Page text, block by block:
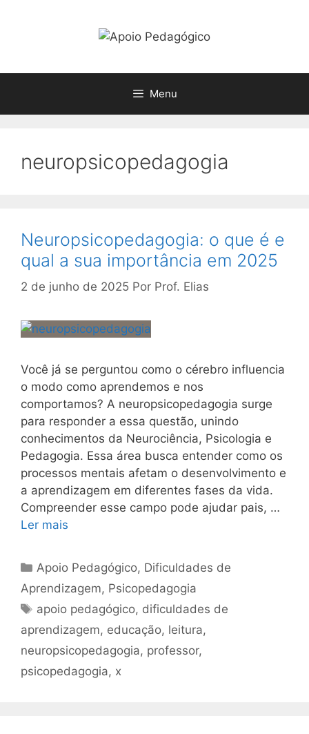
Menu
neuropsicopedagogia
Neuropsicopedagogia: o que é e
qual a sua importância em 2025
2 de junho de 2025 Por Prof. Elias
Você já se perguntou como o cérebro influencia
o modo como aprendemos e nos
comportamos? A neuropsicopedagogia surge
para responder a essa questão, unindo
conhecimentos da Neurociência, Psicologia e
Pedagogia. Essa área busca entender como os
processos mentais afetam o desenvolvimento e
a aprendizagem em diferentes fases da vida.
Compreender esse campo pode ajudar pais, …
Ler mais
Categorias
Apoio Pedagógico, Dificuldades de
Aprendizagem, Psicopedagogia
Tags
apoio pedagógico, dificuldades de
aprendizagem, educação, leitura,
neuropsicopedagogia, professor,
psicopedagogia, x